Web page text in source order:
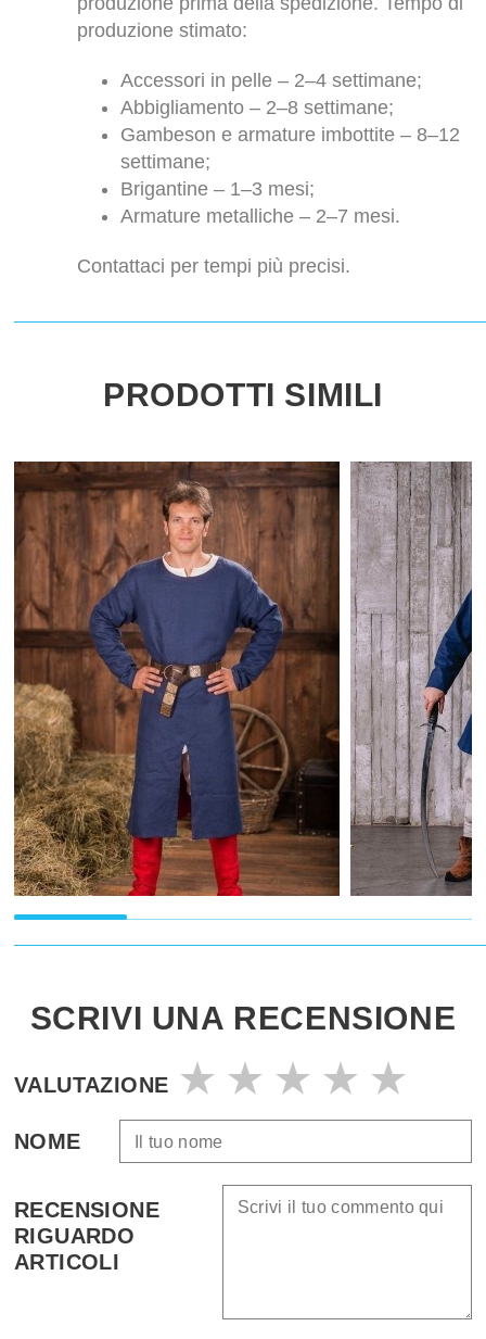
produzione stimato:
Accessori in pelle – 2–4 settimane;
Abbigliamento – 2–8 settimane;
Gambeson e armature imbottite – 8–12
settimane;
Brigantine – 1–3 mesi;
Armature metalliche – 2–7 mesi.
Contattaci per tempi più precisi.
PRODOTTI SIMILI
SCRIVI UNA RECENSIONE
VALUTAZIONE
NOME
RECENSIONE
RIGUARDO
ARTICOLI